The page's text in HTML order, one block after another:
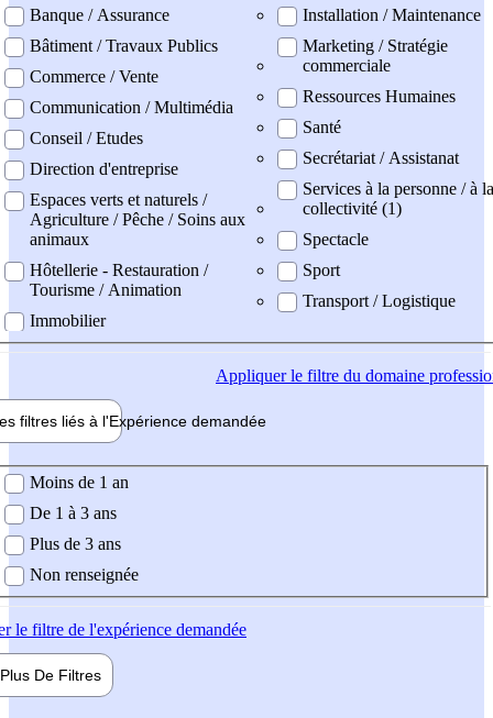
Banque / Assurance
Bâtiment / Travaux Publics
Commerce / Vente
Communication / Multimédia
Conseil / Etudes
Direction d'entreprise
Espaces verts et naturels /
Agriculture / Pêche / Soins aux
animaux
Hôtellerie - Restauration /
Tourisme / Animation
Immobilier
Installation / Maintenance
Marketing / Stratégie
commerciale
Ressources Humaines
Santé
Secrétariat / Assistanat
Services à la personne / à la
collectivité (1)
Spectacle
Sport
Transport / Logistique
Appliquerle filtre du domaine
filtres liés à l'Expérience demandée
demandée
Moins de 1 an
De 1 à 3 ans
Plus de 3 ans
Non renseignée
le filtre de l'expérience demandée
Plus De Filtres